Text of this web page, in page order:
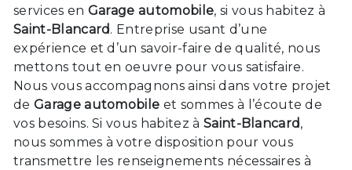
services en Garage automobile, si vous habitez à
Saint-Blancard. Entreprise usant d’une
expérience et d’un savoir-faire de qualité, nous
mettons tout en oeuvre pour vous satisfaire.
Nous vous accompagnons ainsi dans votre projet
de Garage automobile et sommes à l’écoute de
vos besoins. Si vous habitez à Saint-Blancard,
nous sommes à votre disposition pour vous
transmettre les renseignements nécessaires à